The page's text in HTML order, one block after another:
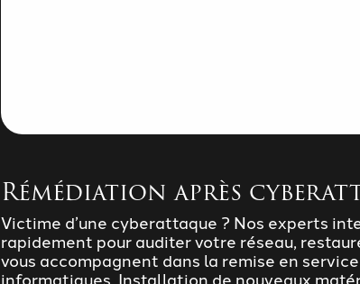
Rémédiation après
Victime d’une cyberattaque ? Nos experts
rapidement pour auditer votre réseau,
vous accompagnent dans la remise en
informatiques. Installation de nouveaux